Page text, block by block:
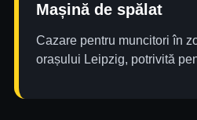
Mașină de spălat
Cazare pentru muncitori în
orașului Leipzig, potrivită